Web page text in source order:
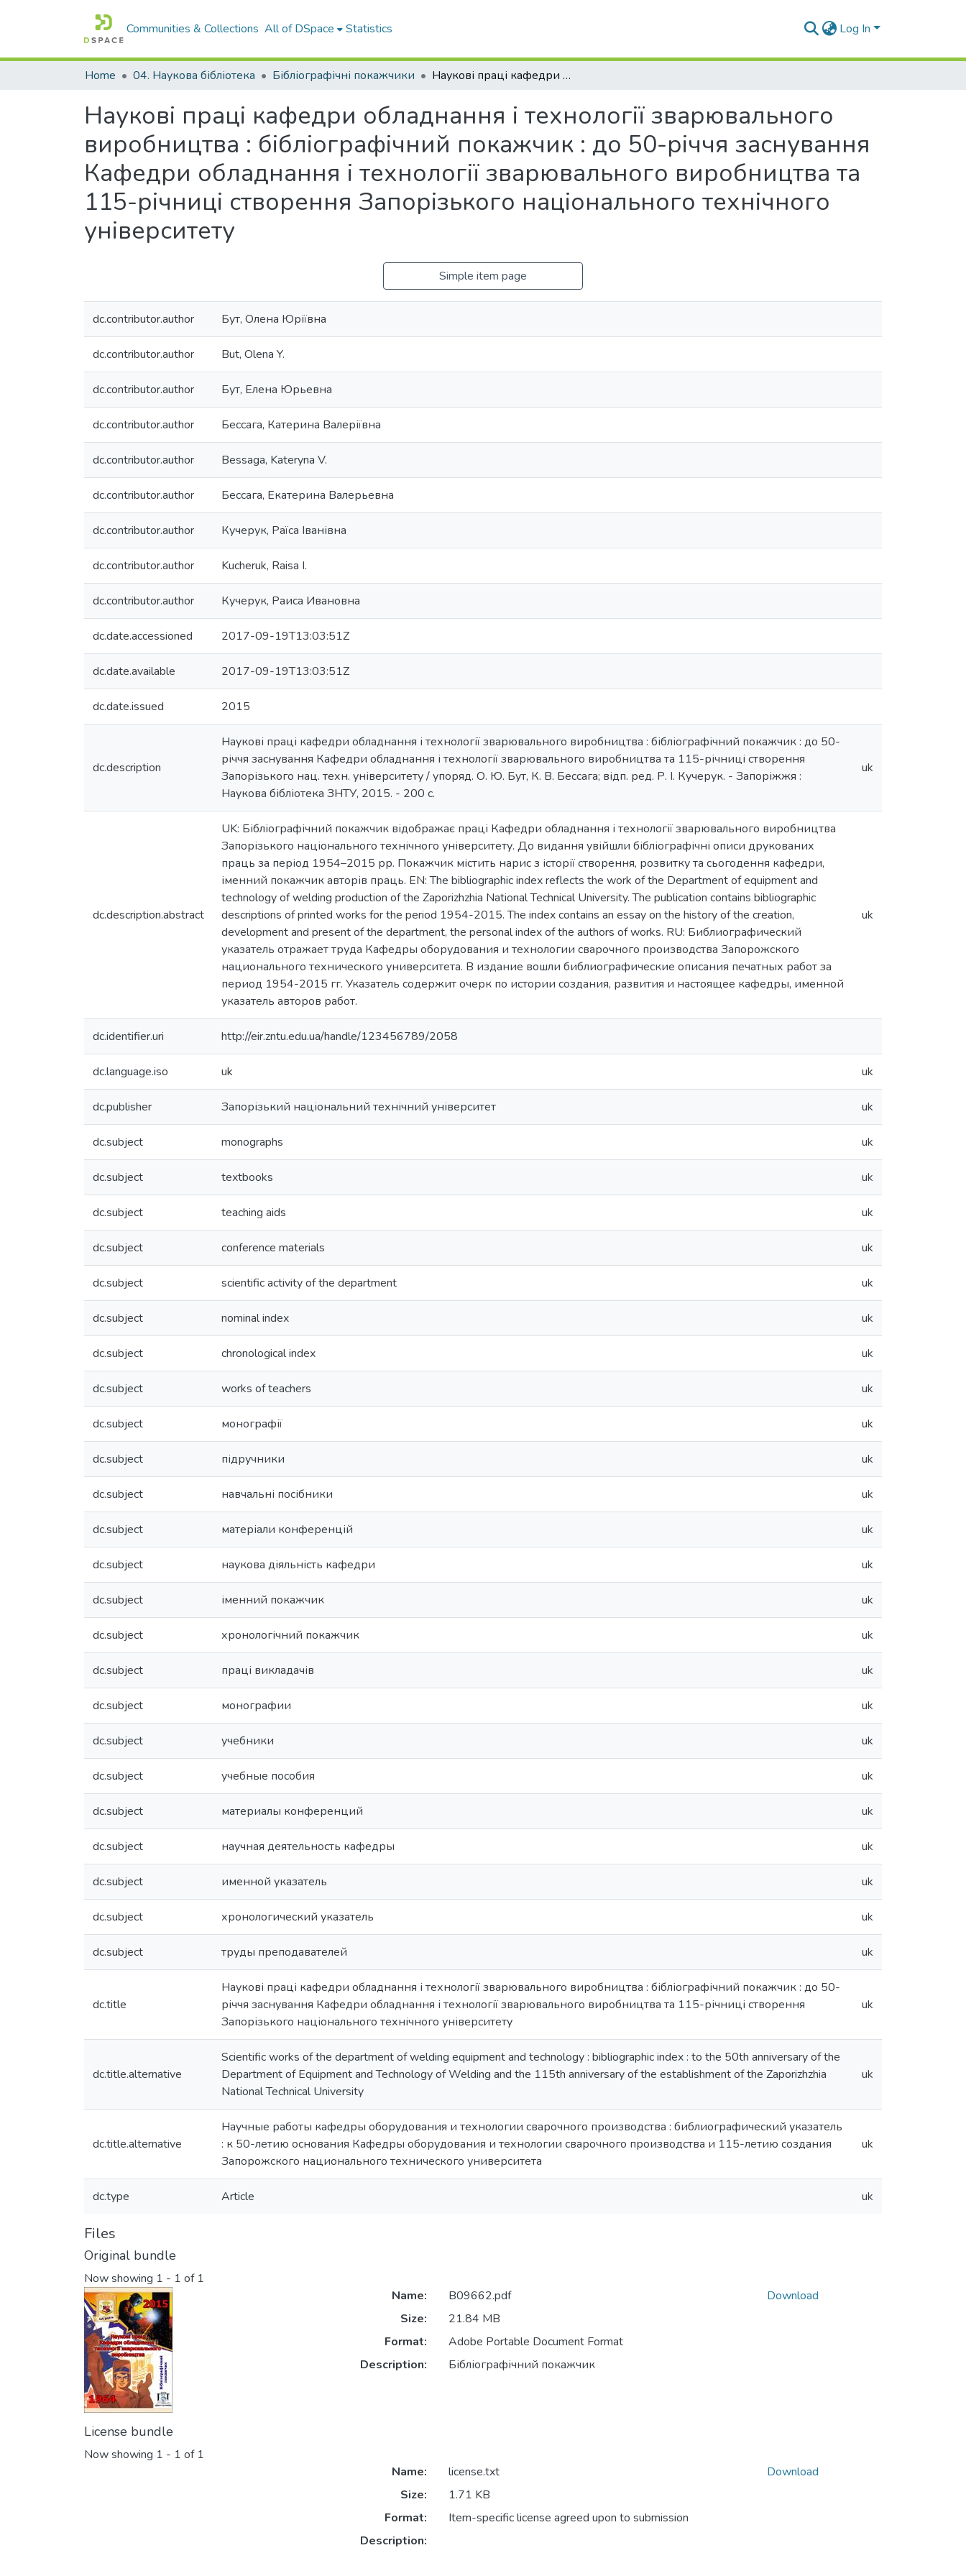
Communities & Collections All of DSpace Statistics Log In
Home 04. Наукова бібліотека Бібліографічні покажчики Наукові праці кафедри обладнання і технології зварювального виробництва : бібліографічний покажчик : до 50-річчя заснування Кафедри обладнання і технології зварювального виробництва та 115-річниці створення Запорізького національного технічного університету
Наукові праці кафедри обладнання і технології зварювального
виробництва : бібліографічний покажчик : до 50-річчя заснування
Кафедри обладнання і технології зварювального виробництва та
115-річниці створення Запорізького національного технічного
університету
Simple item page
dc.contributor.author Бут, Олена Юріївна
dc.contributor.author But, Olena Y.
dc.contributor.author Бут, Елена Юрьевна
dc.contributor.author Бессага, Катерина Валеріївна
dc.contributor.author Bessaga, Kateryna V.
dc.contributor.author Бессага, Екатерина Валерьевна
dc.contributor.author Кучерук, Раїса Іванівна
dc.contributor.author Kucheruk, Raisa I.
dc.contributor.author Кучерук, Раиса Ивановна
dc.date.accessioned 2017-09-19T13:03:51Z
dc.date.available 2017-09-19T13:03:51Z
dc.date.issued 2015
dc.description
Наукові праці кафедри обладнання і технології зварювального виробництва : бібліографічний покажчик : до 50-
річчя заснування Кафедри обладнання і технології зварювального виробництва та 115-річниці створення
Запорізького нац. техн. університету / упоряд. О. Ю. Бут, К. В. Бессага; відп. ред. Р. І. Кучерук. - Запоріжжя :
Наукова бібліотека ЗНТУ, 2015. - 200 с.
uk
dc.description.abstract
UK: Бібліографічний покажчик відображає праці Кафедри обладнання і технології зварювального виробництва
Запорізького національного технічного університету. До видання увійшли бібліографічні описи друкованих
праць за період 1954–2015 рр. Покажчик містить нарис з історії створення, розвитку та сьогодення кафедри,
іменний покажчик авторів праць. EN: The bibliographic index reflects the work of the Department of equipment and
technology of welding production of the Zaporizhzhia National Technical University. The publication contains bibliographic
descriptions of printed works for the period 1954-2015. The index contains an essay on the history of the creation,
development and present of the department, the personal index of the authors of works. RU: Библиографический
указатель отражает труда Кафедры оборудования и технологии сварочного производства Запорожского
национального технического университета. В издание вошли библиографические описания печатных работ за
период 1954-2015 гг. Указатель содержит очерк по истории создания, развития и настоящее кафедры, именной
указатель авторов работ.
uk
dc.identifier.uri http://eir.zntu.edu.ua/handle/123456789/2058
dc.language.iso uk uk
dc.publisher Запорізький національний технічний університет uk
dc.subject monographs uk
dc.subject textbooks uk
dc.subject teaching aids uk
dc.subject conference materials uk
dc.subject scientific activity of the department uk
dc.subject nominal index uk
dc.subject chronological index uk
dc.subject works of teachers uk
dc.subject монографії uk
dc.subject підручники uk
dc.subject навчальні посібники uk
dc.subject матеріали конференцій uk
dc.subject наукова діяльність кафедри uk
dc.subject іменний покажчик uk
dc.subject хронологічний покажчик uk
dc.subject праці викладачів uk
dc.subject монографии uk
dc.subject учебники uk
dc.subject учебные пособия uk
dc.subject материалы конференций uk
dc.subject научная деятельность кафедры uk
dc.subject именной указатель uk
dc.subject хронологический указатель uk
dc.subject труды преподавателей uk
dc.title
Наукові праці кафедри обладнання і технології зварювального виробництва : бібліографічний покажчик : до 50-
річчя заснування Кафедри обладнання і технології зварювального виробництва та 115-річниці створення
Запорізького національного технічного університету
uk
dc.title.alternative
Scientific works of the department of welding equipment and technology : bibliographic index : to the 50th anniversary of the
Department of Equipment and Technology of Welding and the 115th anniversary of the establishment of the Zaporizhzhia
National Technical University
uk
dc.title.alternative
Научные работы кафедры оборудования и технологии сварочного производства : библиографический указатель
: к 50-летию основания Кафедры оборудования и технологии сварочного производства и 115-летию создания
Запорожского национального технического университета
uk
dc.type Article uk
Files
Original bundle
Now showing 1 - 1 of 1
Name:
B09662.pdf
Size:
21.84 MB
Format:
Adobe Portable Document Format
Description:
Бібліографічний покажчик
Download
License bundle
Now showing 1 - 1 of 1
Name:
license.txt
Size:
1.71 KB
Format:
Item-specific license agreed upon to submission
Description:
Download